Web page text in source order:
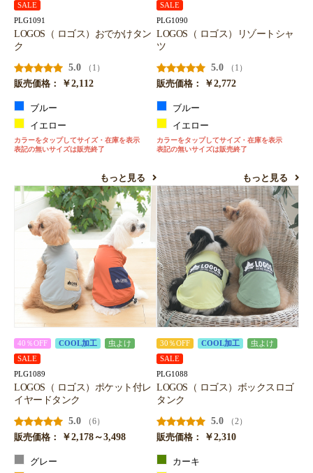
SALE
PLG1091
LOGOS（ ロゴス）おでかけタン
ク
5.0
（1）
販売価格：
￥2,112
ブルー
イエロー
カラーをタップしてサイズ・在庫を表示
表記の無いサイズは販売終了
もっと見る
SALE
PLG1090
LOGOS（ ロゴス）リゾートシャ
ツ
5.0
（1）
販売価格：
￥2,772
ブルー
イエロー
カラーをタップしてサイズ・在庫を表示
表記の無いサイズは販売終了
もっと見る
40％OFF COOL加工
虫よけ
SALE
PLG1089
LOGOS（ ロゴス）ポケット付レ
イヤードタンク
5.0
（6）
販売価格：
￥2,178～3,498
グレー
30％OFF COOL加工
虫よけ
SALE
PLG1088
LOGOS（ ロゴス）ボックスロゴ
タンク
5.0
（2）
販売価格：
￥2,310
カーキ